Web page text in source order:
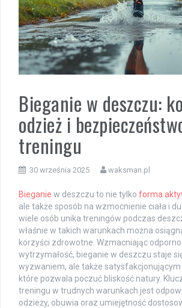
Bieganie w deszczu:
odzież i
treningu
30 września 2025 waksman.pl
Bieganie w deszczu to nie tylko forma
ale także sposób na wzmocnienie ciała i
wiele osób unika treningów podczas
właśnie w takich warunkach można
korzyści zdrowotne. Wzmacniając
wytrzymałość, bieganie w deszczu staje
wyzwaniem, ale także
które pozwala poczuć bliskość natury.
treningu w trudnych warunkach jest
odzieży, obuwia oraz umiejętność